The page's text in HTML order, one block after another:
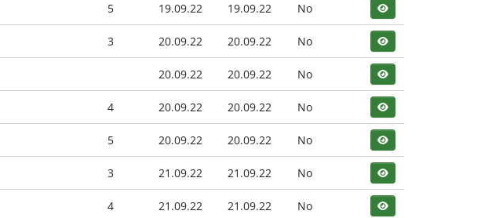
5 19.09.22 19.09.22 No
3 20.09.22 20.09.22 No
20.09.22 20.09.22 No
4 20.09.22 20.09.22 No
5 20.09.22 20.09.22 No
3 21.09.22 21.09.22 No
4 21.09.22 21.09.22 No